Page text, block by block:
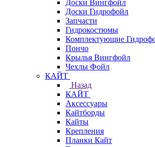
Доски Вингфойл
Доски Гидрофойл
Запчасти
Гидрокостюмы
Комплектующие
Пончо
Крылья Вингфойл
Чехлы Фойл
КАЙТ
Назад
КАЙТ
Аксессуары
Кайтборды
Кайты
Крепления
Планки Кайт